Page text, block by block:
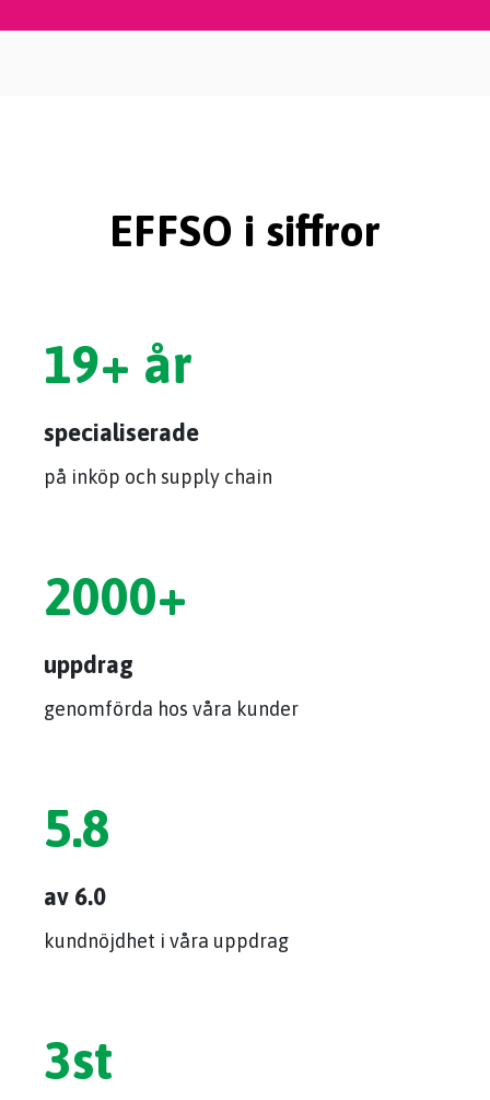
EFFSO i siffror
19+ år
specialiserade
på inköp och supply chain
2000+
uppdrag
genomförda hos våra kunder
5.8
av 6.0
kundnöjdhet i våra uppdrag
3st